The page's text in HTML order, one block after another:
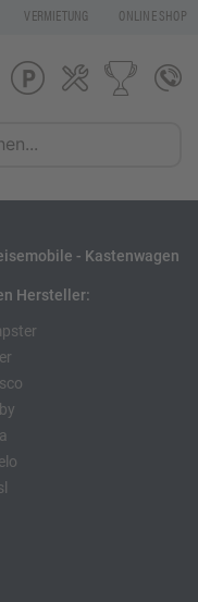
VERMIETUNG ONLINE SHOP
- Kastenwagen
Hersteller: